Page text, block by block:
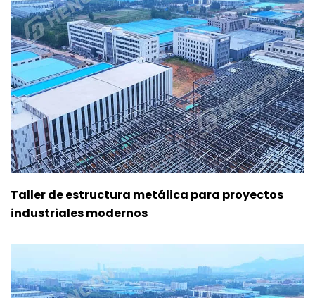
Taller de estructura metálica para proyectos
industriales modernos